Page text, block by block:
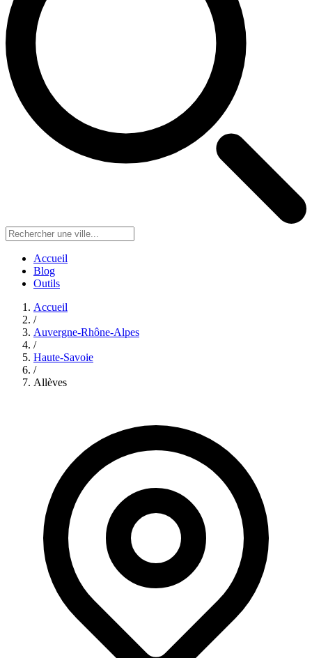
Accueil
Blog
Outils
Accueil
/
Auvergne-Rhône-Alpes
/
Haute-Savoie
/
Allèves